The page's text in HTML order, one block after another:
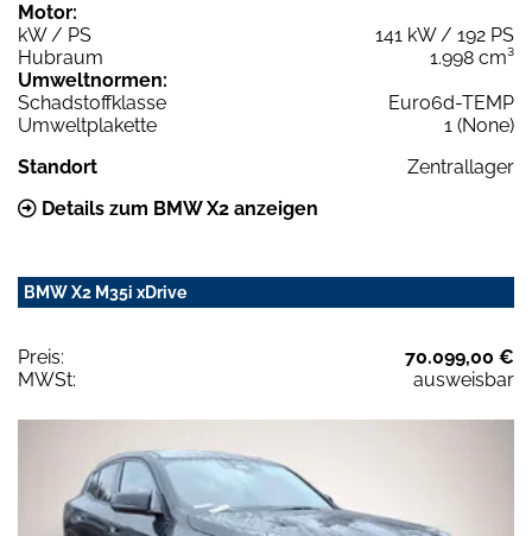
Motor:
kW / PS
141 kW / 192 PS
Hubraum
1.998 cm³
Umweltnormen:
Schadstoffklasse
Euro6d-TEMP
Umweltplakette
1 (None)
Standort
Zentrallager
Details zum BMW X2 anzeigen
BMW X2 M35i xDrive
Preis:
70.099,00 €
MWSt:
ausweisbar